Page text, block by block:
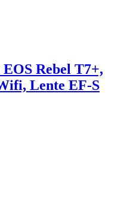
Rebel T7+,
Lente EF-S